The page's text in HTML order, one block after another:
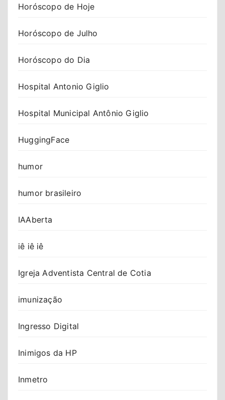
Horóscopo de Hoje
Horóscopo de Julho
Horóscopo do Dia
Hospital Antonio Giglio
Hospital Municipal Antônio Giglio
HuggingFace
humor
humor brasileiro
IAAberta
iê iê iê
Igreja Adventista Central de Cotia
imunização
Ingresso Digital
Inimigos da HP
Inmetro